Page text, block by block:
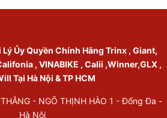
Lý Ủy Quyền Chính Hãng Trinx , Giant,
, VINABIKE , Calii ,Winner,GLX ,
Tại Hà Nội & TP HCM
- NGÕ THỊNH HÀO 1 - Đống Đa -
Hà Nội